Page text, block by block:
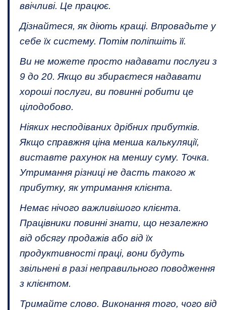
ввічливі. Це працює.
Дізнайтеся, як діють кращі. Впровадьте у
себе їх систему. Потім поліпшіть її.
Ви не можете просто надавати послуги з
9 до 20. Якщо ви збираєтеся надавати
хороші послуги, ви повинні робити це
цілодобово.
Ніяких несподіваних дрібних прибутків.
Якщо справжня ціна менша калькуляції,
виставте рахунок на меншу суму. Точка.
Утримання різниці не дасть такого ж
прибутку, як утримання клієнта.
Немає нічого важливішого клієнта.
Працівники повинні знати, що незалежно
від обсягу продажів або від їх
продуктивності праці, вони будуть
звільнені в разі неправильного поводження
з клієнтом.
Тримайте слово. Виконання того, чого від